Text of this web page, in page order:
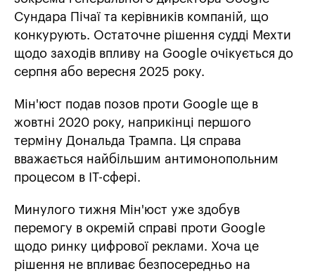
Сундара Пічаї та керівників компаній, що
конкурують. Остаточне рішення судді Мехти
щодо заходів впливу на Google очікується до
серпня або вересня 2025 року.
Мін'юст подав позов проти Google ще в
жовтні 2020 року, наприкінці першого
терміну Дональда Трампа. Ця справа
вважається найбільшим антимонопольним
процесом в IT-сфері.
Минулого тижня Мін'юст уже здобув
перемогу в окремій справі проти Google
щодо ринку цифрової реклами. Хоча це
рішення не впливає безпосередньо на